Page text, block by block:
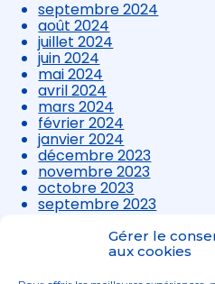
Gérer le
aux cookies
septembre 2024
août 2024
juillet 2024
juin 2024
mai 2024
avril 2024
mars 2024
février 2024
janvier 2024
décembre 2023
novembre 2023
octobre 2023
septembre 2023
août 2023
juillet 2023